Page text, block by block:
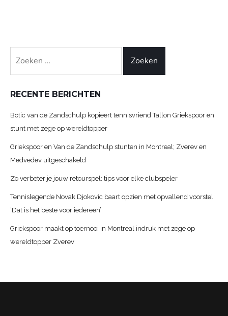
naar:
RECENTE BERICHTEN
Botic van de Zandschulp kopieert tennisvriend Tallon Griekspoor en
stunt met zege op wereldtopper
Griekspoor en Van de Zandschulp stunten in Montreal; Zverev en
Medvedev uitgeschakeld
Zo verbeter je jouw retourspel: tips voor elke clubspeler
Tennislegende Novak Djokovic baart opzien met opvallend voorstel:
‘Dat is het beste voor iedereen’
Griekspoor maakt op toernooi in Montreal indruk met zege op
wereldtopper Zverev